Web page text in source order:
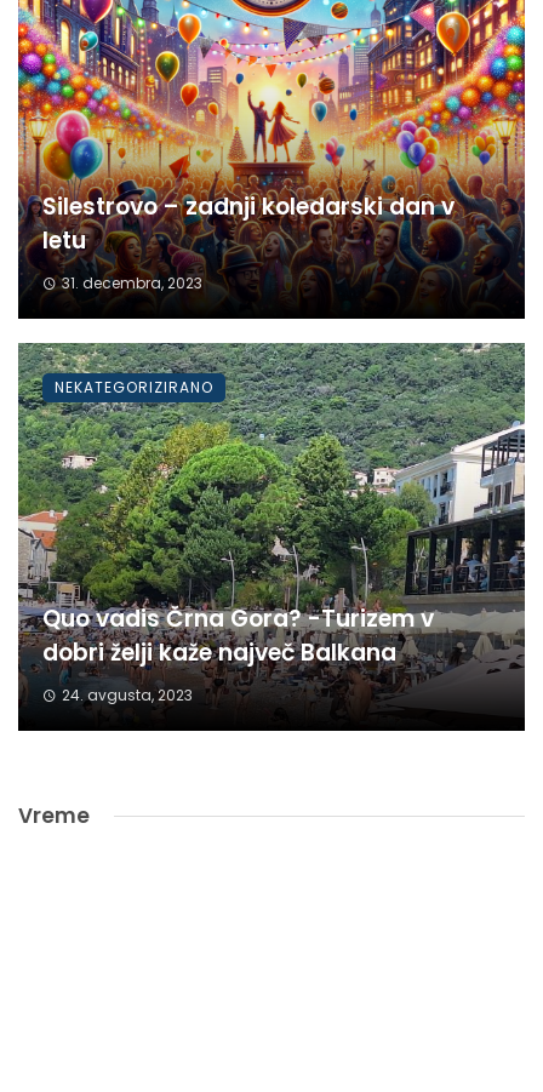
Silestrovo – zadnji koledarski dan v
letu
31. decembra, 2023
Quo vadis Črna Gora? -Turizem v
dobri želji kaže največ Balkana
24. avgusta, 2023
NEKATEGORIZIRANO
Vreme